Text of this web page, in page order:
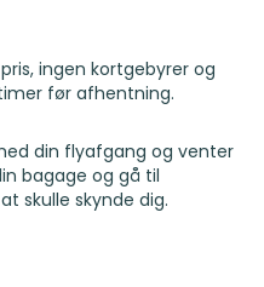
ingen kortgebyrer og
før afhentning.
din flyafgang og venter
bagage og gå til
skulle skynde dig.